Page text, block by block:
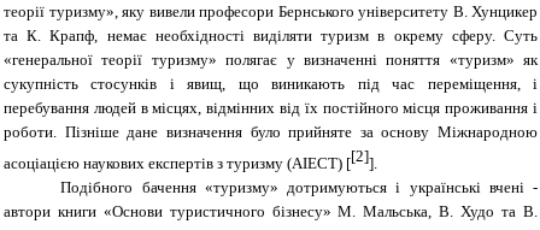
теорії туризму», яку вивели професори Бернського університету В. Хунцикер
та К. Крапф, немає необхідності виділяти туризм в окрему сферу. Суть
«генеральної теорії туризму» полягає у визначенні поняття «туризм» як
сукупність стосунків і явищ, що виникають під час переміщення, і
перебування людей в місцях, відмінних від їх постійного місця проживання і
роботи. Пізніше дане визначення було прийняте за основу Міжнародною
асоціацією наукових експертів з туризму (АІЕСТ) [[2]]
Подібного бачення «туризму» дотримуються і українські вчені -
автори книги «Основи туристичного бізнесу» М. Мальська, В. Худо та В.